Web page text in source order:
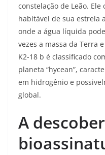
constelação de Leão.
habitável de sua estrela
onde a água líquida
vezes a massa da Terra
K2-18 b é classificado
planeta “hycean”,
em hidrogênio e
global.
A